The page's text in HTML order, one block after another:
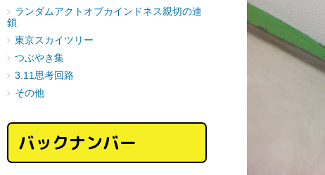
ランダムアクトオブカインドネス親切の連
鎖
東京スカイツリー
つぶやき集
3.11思考回路
その他
バックナンバー